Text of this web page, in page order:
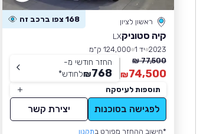
ראשון לציון 168 צפו ברכב זה
קיה סטוניקLX
2023 יד 1
124,000 ק״מ
77,500 ₪
74,500
₪
החזר חודשי מ-
768
₪לחודש*
תוספות לעיסקה
לפגישה בסוכנות יצירת קשר
*חישוב ההחזר מפורט בתקנון